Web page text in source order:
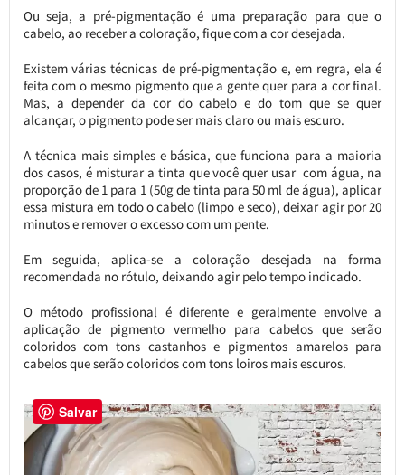
Ou seja, a pré-pigmentação é uma preparação para que o
cabelo, ao receber a coloração, fique com a cor desejada.
Existem várias técnicas de pré-pigmentação e, em regra, ela é
feita com o mesmo pigmento que a gente quer para a cor final.
Mas, a depender da cor do cabelo e do tom que se quer
alcançar, o pigmento pode ser mais claro ou mais escuro.
A técnica mais simples e básica, que funciona para a maioria
dos casos, é misturar a tinta que você quer usar com água, na
proporção de 1 para 1 (50g de tinta para 50 ml de água), aplicar
essa mistura em todo o cabelo (limpo e seco), deixar agir por 20
minutos e remover o excesso com um pente.
Em seguida, aplica-se a coloração desejada na forma
recomendada no rótulo, deixando agir pelo tempo indicado.
O método profissional é diferente e geralmente envolve a
aplicação de pigmento vermelho para cabelos que serão
coloridos com tons castanhos e pigmentos amarelos para
cabelos que serão coloridos com tons loiros mais escuros.
Salvar